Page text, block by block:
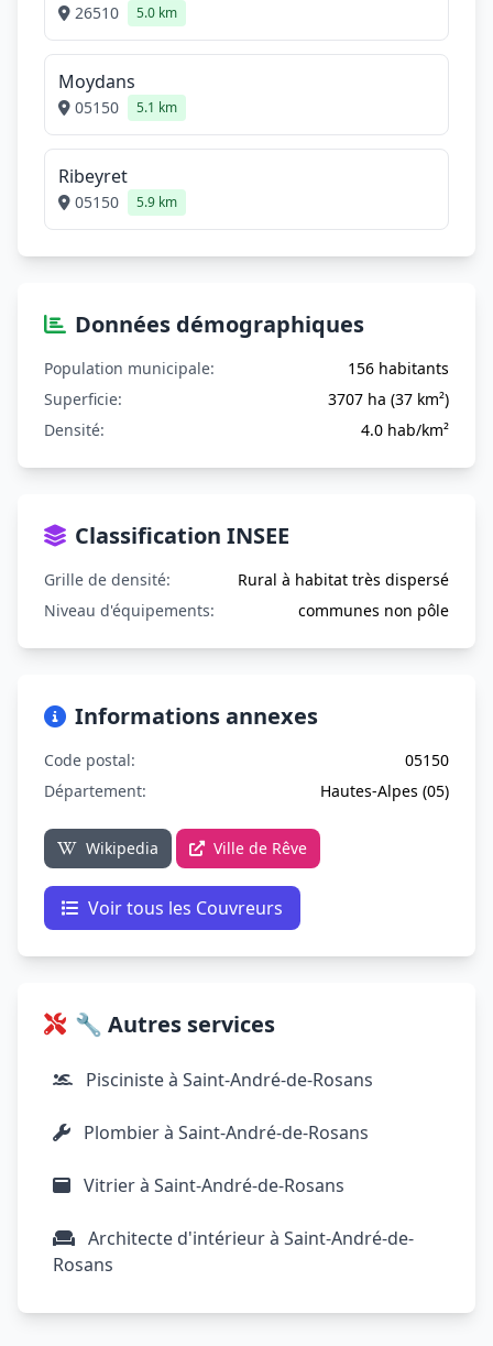
26510 5.0 km
Moydans
05150 5.1 km
Ribeyret
05150 5.9 km
Données démographiques
Population municipale:
156 habitants
Superficie:
3707 ha (37 km²)
Densité:
4.0 hab/km²
Classification INSEE
Grille de densité:
Rural à habitat très dispersé
Niveau d'équipements:
communes non pôle
Informations annexes
Code postal:
05150
Département:
Hautes-Alpes (05)
Wikipedia Ville de Rêve
Voir tous les Couvreurs
🔧 Autres services
Pisciniste à Saint-André-de-Rosans
Plombier à Saint-André-de-Rosans
Vitrier à Saint-André-de-Rosans
Architecte d'intérieur à Saint-André-de-
Rosans